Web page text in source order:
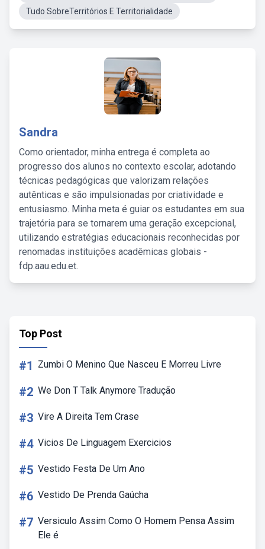
Tudo SobreTerritórios E Territorialidade
Sandra
Como orientador, minha entrega é completa ao
progresso dos alunos no contexto escolar, adotando
técnicas pedagógicas que valorizam relações
autênticas e são impulsionadas por criatividade e
entusiasmo. Minha meta é guiar os estudantes em sua
trajetória para se tornarem uma geração excepcional,
utilizando estratégias educacionais reconhecidas por
renomadas instituições acadêmicas globais -
fdp.aau.edu.et.
Top Post
#1 Zumbi O Menino Que Nasceu E Morreu Livre
#2 We Don T Talk Anymore Tradução
#3 Vire A Direita Tem Crase
#4 Vicios De Linguagem Exercicios
#5 Vestido Festa De Um Ano
#6 Vestido De Prenda Gaúcha
#7 Versiculo Assim Como O Homem Pensa Assim
Ele é